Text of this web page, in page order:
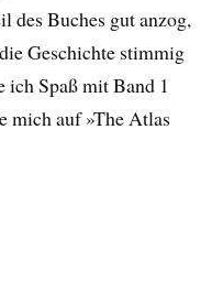
des Buches gut anzog,
Geschichte stimmig
ich Spaß mit Band 1
mich auf »The Atlas